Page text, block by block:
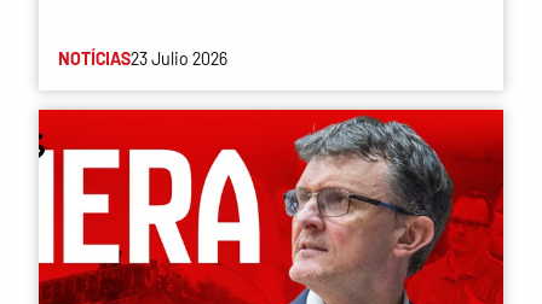
NOTÍCIAS23 Julio 2026